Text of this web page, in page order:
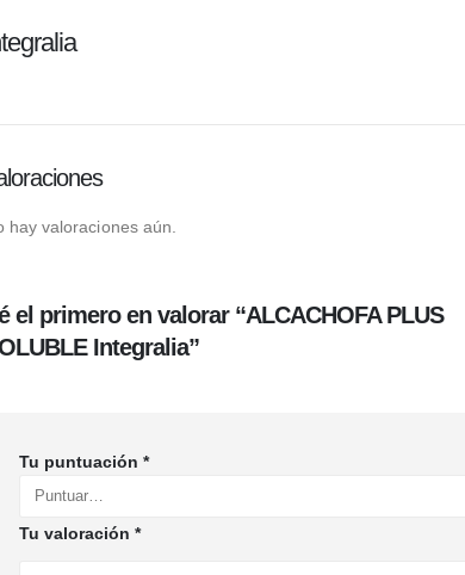
hay valoraciones aún.
el primero en valorar “ALCACHOFA PLUS
Integralia”
Tu puntuación *
Tu valoración*